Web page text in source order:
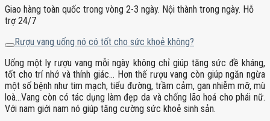
Giao hàng toàn quốc trong vòng 2-3 ngày. Nội thành trong ngày. Hỗ
trợ 24/7
Rượu vang uống nó có tốt cho sức khoẻ không?
Uống một ly rượu vang mỗi ngày không chỉ giúp tăng sức đề kháng,
tốt cho trí nhớ và thính giác… Hơn thế rượu vang còn giúp ngăn ngừa
một số bệnh như tim mạch, tiểu đường, trầm cảm, gan nhiễm mỡ, mù
loà…Vang còn có tác dụng làm đẹp da và chống lão hoá cho phái nữ.
Với nam giới nam nó giúp tăng cường sức khoẻ sinh sản.